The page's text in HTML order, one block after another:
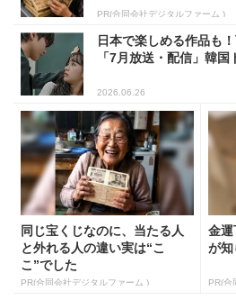
PR(合同会社デジタルファーム )
日本で楽しめる作品も
「7月放送・配信」韓国
2026.06.26
同じ宝くじなのに、当たる人
と外れる人の違い実は“こ
こ”でした
PR(合同会社デジタルファーム )
金運
が知
PR(合